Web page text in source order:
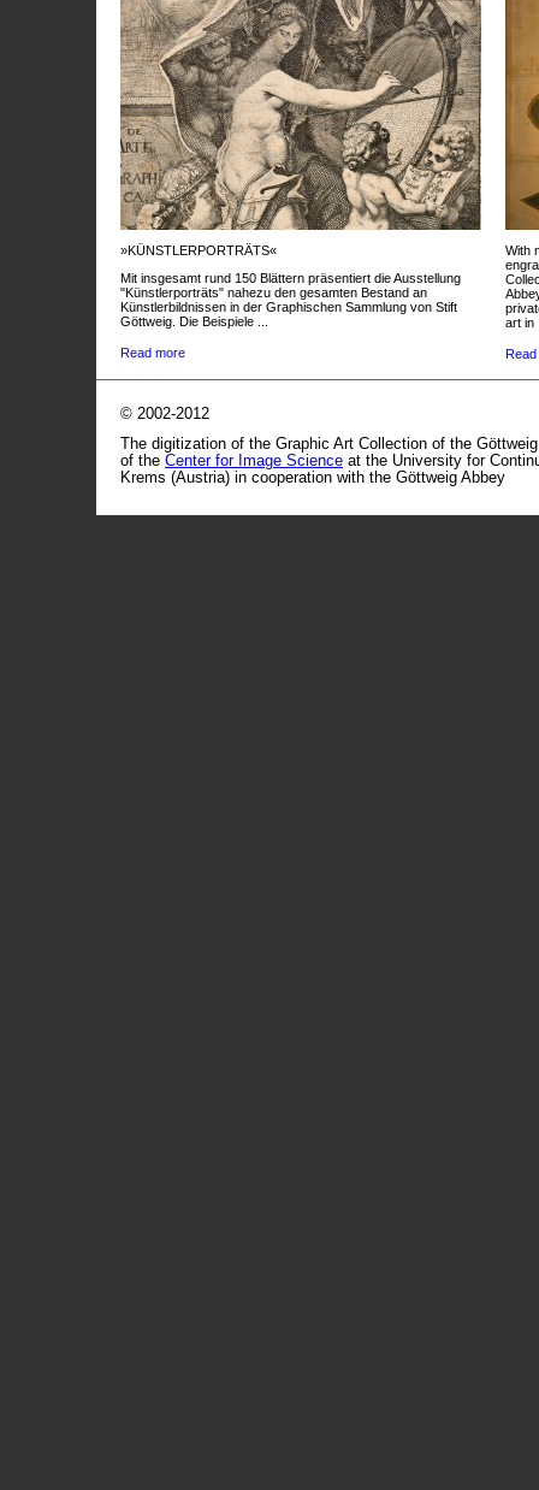
»KÜNSTLERPORTRÄTS«
Mit insgesamt rund 150 Blättern präsentiert die Ausstellung
"Künstlerporträts" nahezu den gesamten Bestand an
Künstlerbildnissen in der Graphischen Sammlung von Stift
Göttweig. Die Beispiele ...
Read more
With
art in
© 2002-2012
The digitization of the Graphic Art Collection of the
of the Center for Image Science at the University for
Krems (Austria) in cooperation with the Göttweig Abbey